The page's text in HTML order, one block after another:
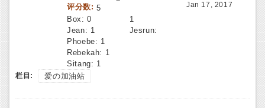
评分数:5
Box:0
Jean: 1 Jesrun:
1
Phoebe: 1
Rebekah: 1
Sitang: 1
Jan 17, 2017
栏目: 爱の加油站